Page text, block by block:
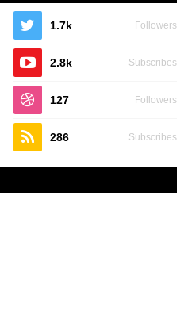
1.7k Followers
2.8k Subscribes
127 Followers
286 Subscribes